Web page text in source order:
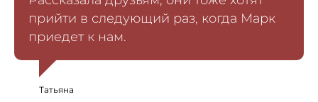
прийти в следующий раз, когда Марк
приедет к нам.
Татьяна